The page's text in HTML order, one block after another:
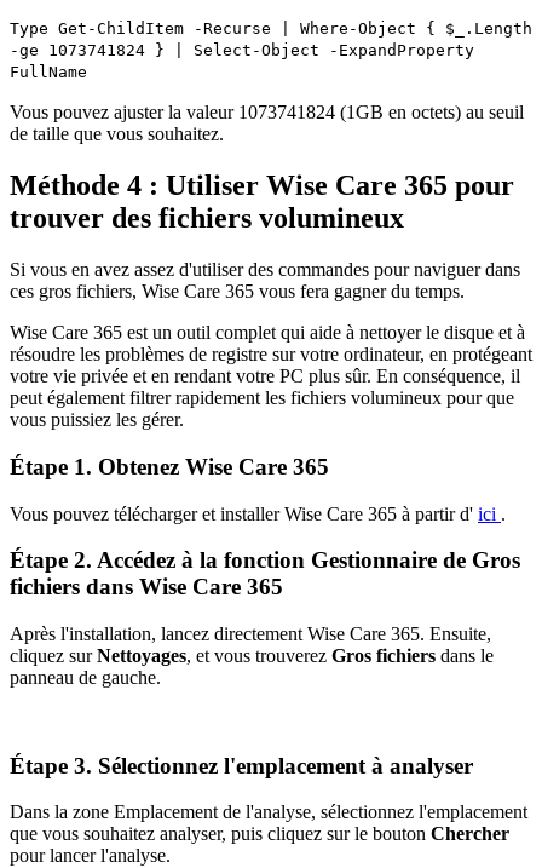
Type Get-ChildItem -Recurse | Where-Object { $_.Length
-ge 1073741824 } | Select-Object -ExpandProperty
FullName
Vous pouvez ajuster la valeur 1073741824 (1GB en octets) au seuil
de taille que vous souhaitez.
Méthode 4 : Utiliser Wise Care 365 pour
trouver des fichiers volumineux
Si vous en avez assez d'utiliser des commandes pour naviguer dans
ces gros fichiers, Wise Care 365 vous fera gagner du temps.
Wise Care 365 est un outil complet qui aide à nettoyer le disque et à
résoudre les problèmes de registre sur votre ordinateur, en protégeant
votre vie privée et en rendant votre PC plus sûr. En conséquence, il
peut également filtrer rapidement les fichiers volumineux pour que
vous puissiez les gérer.
Étape 1. Obtenez Wise Care 365
Vous pouvez télécharger et installer Wise Care 365 à partir d' ici .
Étape 2. Accédez à la fonction Gestionnaire de Gros
fichiers dans Wise Care 365
Après l'installation, lancez directement Wise Care 365. Ensuite,
cliquez surNettoyages, et vous trouverez Gros fichiers dans le
panneau de gauche.
Étape 3. Sélectionnez l'emplacement à analyser
Dans la zone Emplacement de l'analyse, sélectionnez l'emplacement
que vous souhaitez analyser, puis cliquez sur le bouton Chercher
pour lancer l'analyse.